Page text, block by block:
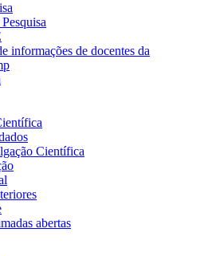
informações de docentes da
Científica
abertas